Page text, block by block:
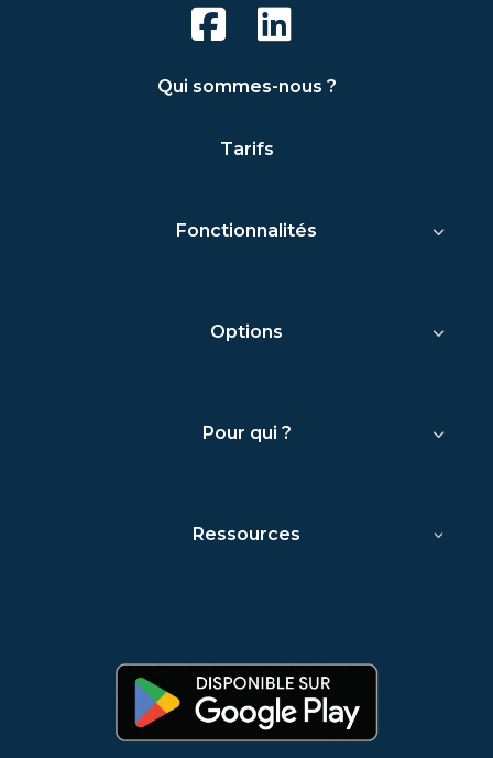
Qui sommes-nous ?
Tarifs
Fonctionnalités
Options
Pour qui ?
Ressources